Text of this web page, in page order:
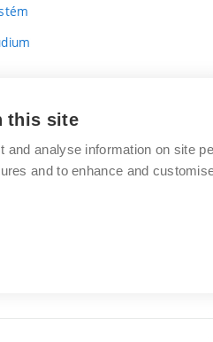
this site
and analyse information on site
and to enhance and